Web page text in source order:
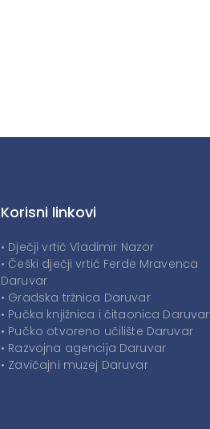
Korisni linkovi
• Dječji vrtić Vladimir Nazor
• Češki dječji vrtić Ferde Mravenca
Daruvar
• Gradska tržnica Daruvar
• Pučka knjižnica i čitaonica Daruvar
• Pučko otvoreno učilište Daruvar
• Razvojna agencija Daruvar
• Zavičajni muzej Daruvar